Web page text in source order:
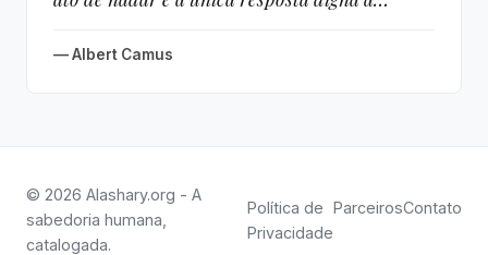
— Albert Camus
© 2026 Alashary.org - A
sabedoria humana,
catalogada.
Política de
Privacidade
ParceirosContato